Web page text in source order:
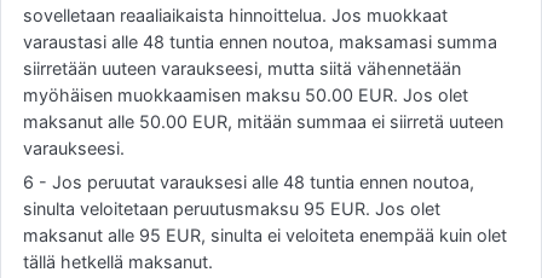
sovelletaan reaaliaikaista hinnoittelua. Jos muokkaat
varaustasi alle 48 tuntia ennen noutoa, maksamasi summa
siirretään uuteen varaukseesi, mutta siitä vähennetään
myöhäisen muokkaamisen maksu 50.00 EUR. Jos olet
maksanut alle 50.00 EUR, mitään summaa ei siirretä uuteen
varaukseesi.
6 - Jos peruutat varauksesi alle 48 tuntia ennen noutoa,
sinulta veloitetaan peruutusmaksu 95 EUR. Jos olet
maksanut alle 95 EUR, sinulta ei veloiteta enempää kuin olet
tällä hetkellä maksanut.